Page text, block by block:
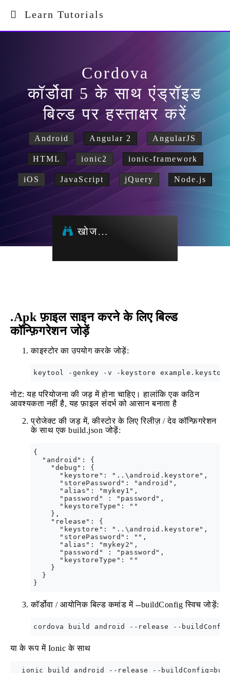
Learn Tutorials
Cordova
कॉर्डोवा 5 के साथ एंड्रॉइड
बिल्ड पर हस्ताक्षर करें
Android Angular 2 AngularJS
HTML ionic2 ionic-framework
iOS JavaScript jQuery Node.js
खोज…
.Apk फ़ाइल साइन करने के लिए बिल्ड
कॉन्फ़िगरेशन जोड़ें
काइस्टोर का उपयोग करके जोड़ें:
नोट: यह परियोजना की जड़ में होना चाहिए। हालांकि एक कठिन
आवश्यकता नहीं है, यह फ़ाइल संदर्भ को आसान बनाता है
प्रोजेक्ट की जड़ में, कीस्टोर के लिए रिलीज़ / देव कॉन्फ़िगरेशन
के साथ एक build.json जोड़ें:
{
  "android": {
    "debug": {
      "keystore": "..\android.keystore",
      "storePassword": "android",
      "alias": "mykey1",
      "password" : "password",
      "keystoreType": ""
    },
    "release": {
      "keystore": "..\android.keystore",
      "storePassword": "",
      "alias": "mykey2",
      "password" : "password",
      "keystoreType": ""
    }
  }
कॉर्डोवा / आयोनिक बिल्ड कमांड में --buildConfig स्विच जोड़ें:
या के रूप में Ionic के साथ